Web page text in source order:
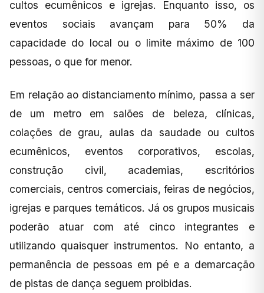
cultos ecumênicos e igrejas. Enquanto isso, os
eventos sociais avançam para 50% da
capacidade do local ou o limite máximo de 100
pessoas, o que for menor.
Em relação ao distanciamento mínimo, passa a ser
de um metro em salões de beleza, clínicas,
colações de grau, aulas da saudade ou cultos
ecumênicos, eventos corporativos, escolas,
construção civil, academias, escritórios
comerciais, centros comerciais, feiras de negócios,
igrejas e parques temáticos. Já os grupos musicais
poderão atuar com até cinco integrantes e
utilizando quaisquer instrumentos. No entanto, a
permanência de pessoas em pé e a demarcação
de pistas de dança seguem proibidas.